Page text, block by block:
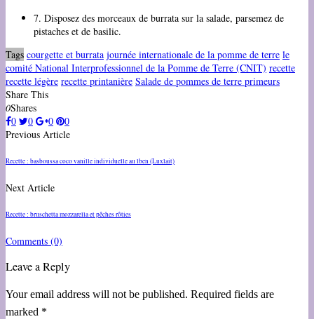
7. Disposez des morceaux de burrata sur la salade, parsemez de
pistaches et de basilic.
Tags courgette et burrata journée internationale de la pomme de terre le
comité National Interprofessionnel de la Pomme de Terre (CNIT) recette
recette légère recette printanière Salade de pommes de terre primeurs
Share This
0Shares
0
0 0
0
Previous Article
Recette : basboussa coco vanille individuelle au lben (Luxlait)
Next Article
Recette : bruschetta mozzarella et pêches rôties
Comments (0)
Leave a Reply
Your email address will not be published. Required fields are
marked *